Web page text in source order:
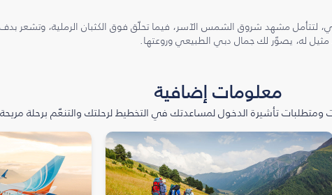
لتتأمل مشهد شروق الشمس الآسر، فيما تحلّق فوق الكثبان الرملية، وتشعر
مثيل له، يصوّر لك جمال دبي الطبيعي وروعتها.
معلومات إضافية
تأشيرة الدخول لمساعدتك في التخطيط لرحلتك والتنعّم برحلة